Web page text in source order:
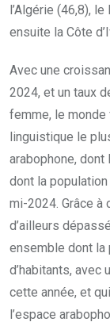
l’Algérie (46,8),
ensuite la Côte
Avec une
2024, et un taux
femme, le monde
linguistique le
arabophone, dont
dont la
mi-2024. Grâce à
d’ailleurs
ensemble dont
d’habitants, avec
cette année, et
l’espace